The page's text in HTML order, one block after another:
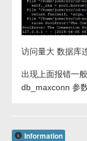
关于
编辑器
登录
访问量大 数据库
出现上面报错一
db_maxconn 参
Information